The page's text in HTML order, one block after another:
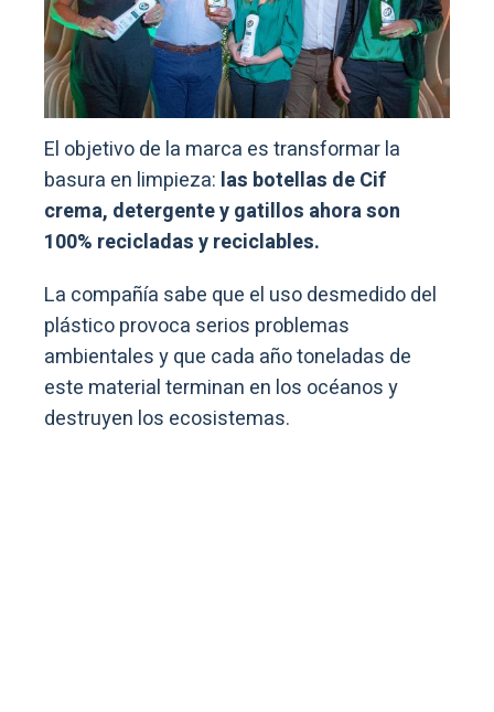
El objetivo de la marca es transformar la
basura en limpieza: las botellas de Cif
crema, detergente y gatillos ahora son
100% recicladas y reciclables.
La compañía sabe que el uso desmedido del
plástico provoca serios problemas
ambientales y que cada año toneladas de
este material terminan en los océanos y
destruyen los ecosistemas.